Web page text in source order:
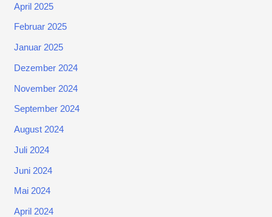
April 2025
Februar 2025
Januar 2025
Dezember 2024
November 2024
September 2024
August 2024
Juli 2024
Juni 2024
Mai 2024
April 2024